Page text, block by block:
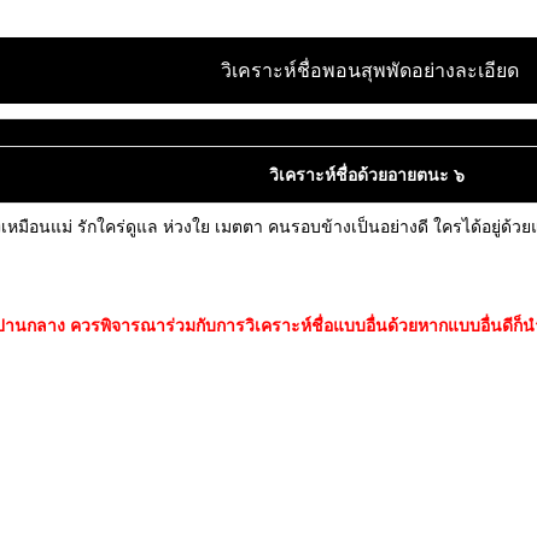
วิเคราะห์ชื่อพอนสุพพัดอย่างละเอียด
วิเคราะห์ชื่อด้วยอายตนะ ๖
มือนแม่ รักใคร่ดูแล ห่วงใย เมตตา คนรอบข้างเป็นอย่างดี ใครได้อยู่ด้
กลาง ควรพิจารณาร่วมกับการวิเคราะห์ชื่อแบบอื่นด้วยหากแบบอื่นดีก็